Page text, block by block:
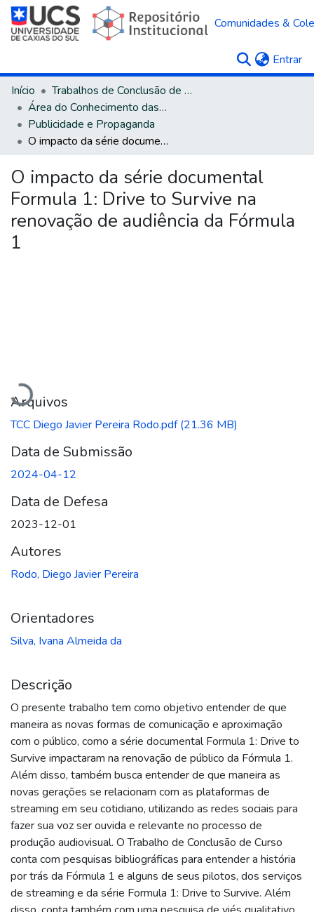
Comunidades &
Entrar
Início
Trabalhos de Conclusão de Curso
Área do Conhecimento das Ciências Sociais Aplicadas
Publicidade e Propaganda
O impacto da série documental Formula 1: Drive to Survive na renovação de audiência da Fórmula 1
O impacto da série documental
Formula 1: Drive to Survive na
renovação de audiência da Fórmula
1
Carregando...
Arquivos
TCC Diego Javier Pereira Rodo.pdf(21.36 MB)
Data de Submissão
2024-04-12
Data de Defesa
2023-12-01
Autores
Rodo, Diego Javier Pereira
Orientadores
Silva, Ivana Almeida da
Descrição
O presente trabalho tem como objetivo entender de que
maneira as novas formas de comunicação e aproximação
com o público, como a série documental Formula 1: Drive to
Survive impactaram na renovação de público da Fórmula 1.
Além disso, também busca entender de que maneira as
novas gerações se relacionam com as plataformas de
streaming em seu cotidiano, utilizando as redes sociais para
fazer sua voz ser ouvida e relevante no processo de
produção audiovisual. O Trabalho de Conclusão de Curso
conta com pesquisas bibliográficas para entender a história
por trás da Fórmula 1 e alguns de seus pilotos, dos serviços
de streaming e da série Formula 1: Drive to Survive. Além